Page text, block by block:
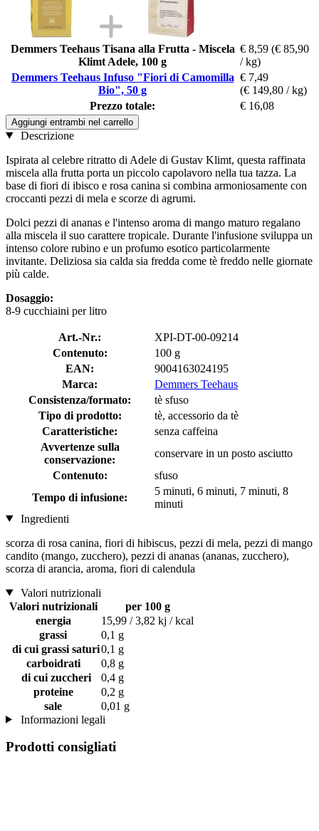
Demmers Teehaus Tisana alla Frutta - Miscela
Klimt Adele, 100 g
€ 8,59 (€ 85,90
/ kg)
Demmers Teehaus Infuso "Fiori di Camomilla
Bio", 50 g
€ 7,49
(€ 149,80 / kg)
Prezzo totale:
€ 16,08
Aggiungi entrambi nel carrello
Descrizione
Ispirata al celebre ritratto di Adele di Gustav Klimt, questa raffinata
miscela alla frutta porta un piccolo capolavoro nella tua tazza. La
base di fiori di ibisco e rosa canina si combina armoniosamente con
croccanti pezzi di mela e scorze di agrumi.
Dolci pezzi di ananas e l'intenso aroma di mango maturo regalano
alla miscela il suo carattere tropicale. Durante l'infusione sviluppa un
intenso colore rubino e un profumo esotico particolarmente
invitante. Deliziosa sia calda sia fredda come tè freddo nelle giornate
più calde.
Dosaggio:
8-9 cucchiaini per litro
Art.-Nr.:
XPI-DT-00-09214
Contenuto:
100 g
EAN:
9004163024195
Marca:
Demmers Teehaus
Consistenza/formato:
tè sfuso
Tipo di prodotto:
tè, accessorio da tè
Caratteristiche:
senza caffeina
Avvertenze sulla
conservazione:
conservare in un posto asciutto
Contenuto:
sfuso
Tempo di infusione:
5 minuti, 6 minuti, 7 minuti, 8
minuti
Ingredienti
scorza di rosa canina, fiori di hibiscus, pezzi di mela, pezzi di mango
candito (mango, zucchero), pezzi di ananas (ananas, zucchero),
scorza di arancia, aroma, fiori di calendula
Valori nutrizionali
Valori nutrizionali
per 100 g
energia
15,99 / 3,82 kj / kcal
grassi
0,1 g
di cui grassi saturi0,1 g
carboidrati
0,8 g
di cui zuccheri
0,4 g
proteine
0,2 g
sale
0,01 g
Informazioni legali
Prodotti consigliati